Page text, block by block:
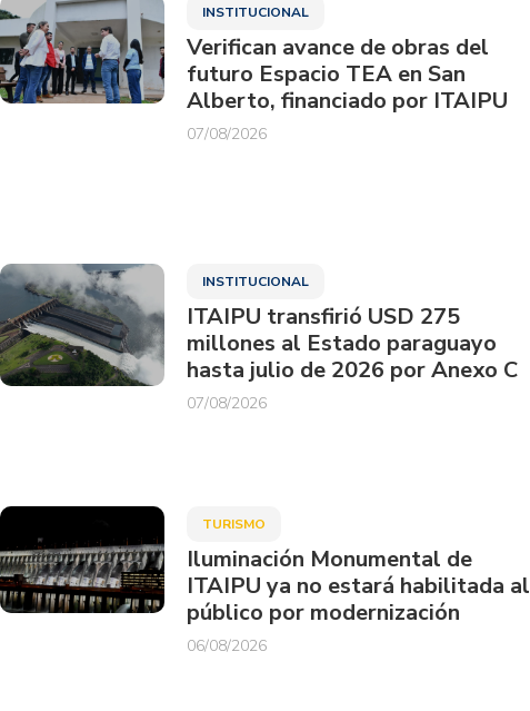
INSTITUCIONAL
Verifican avance de obras del
futuro Espacio TEA en San
Alberto, financiado por ITAIPU
07/08/2026
INSTITUCIONAL
ITAIPU transfirió USD 275
millones al Estado paraguayo
hasta julio de 2026 por Anexo C
07/08/2026
TURISMO
Iluminación Monumental de
ITAIPU ya no estará habilitada al
público por modernización
06/08/2026